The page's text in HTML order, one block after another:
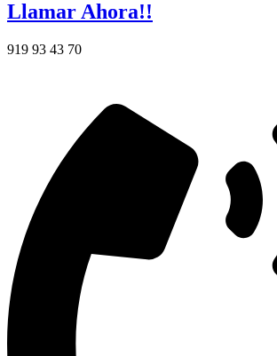
Llamar Ahora!!
919 93 43 70